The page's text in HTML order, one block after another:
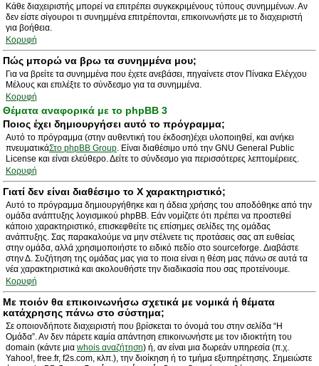
Κάθε διαχειριστής μπορεί να επιτρέπει συγκεκριμένους τύπους συνημμένων. Αν
δεν είστε σίγουροι τι συνημμένα επιτρέπονται, επικοινωνήστε με το διαχειριστή
για βοήθεια.
Κορυφή
Πώς μπορώ να βρω τα συνημμένα μου;
Για να βρείτε τα συνημμένα που έχετε ανεβάσει, πηγαίνετε στον Πίνακα Ελέγχου
Μέλους και επιλέξτε το σύνδεσμο για τα συνημμένα.
Κορυφή
Θέματα αναφορικά με το phpBB 3
Ποιος έχει δημιουργήσει αυτό το πρόγραμμα;
Αυτό το πρόγραμμα (στην αυθεντική του έκδοση)έχει υλοποιηθεί, και ανήκει
πνευματικάΣτο phpBB Group. Είναι διαθέσιμο υπό την GNU General Public
License και είναι ελεύθερο. Δείτε το σύνδεσμο για περισσότερες λεπτομέρειες.
Κορυφή
Γιατί δεν είναι διαθέσιμο το Χ χαρακτηριστικό;
Αυτό το πρόγραμμα δημιουργήθηκε και η άδεια χρήσης του αποδόθηκε από την
ομάδα ανάπτυξης λογισμικού phpBB. Εάν νομίζετε ότι πρέπει να προστεθεί
κάποιο χαρακτηριστικό, επισκεφθείτε τις επίσημες σελίδες της ομάδας
ανάπτυξης. Σας παρακαλούμε να μην στέλνετε τις προτάσεις σας απ ευθείας
στην ομάδα, αλλά χρησιμοποιήστε το ειδικό πεδίο στο sourceforge. Διαβάστε
στην Δ. Συζήτηση της ομάδας μας για το ποια είναι η θέση μας πάνω σε αυτά τα
νέα χαρακτηριστικά και ακολουθήστε την διαδικασία που σας προτείνουμε.
Κορυφή
Με ποιόν θα επικοινωνήσω σχετικά με νομικά ή θέματα
κατάχρησης πάνω στο σύστημα;
Σε οποιονδήποτε διαχειριστή που βρίσκεται το όνομά του στην σελίδα “Η
Ομάδα”. Αν δεν πάρετε καμία απάντηση επικοινωνήστε με τον ιδιοκτήτη του
domain (κάντε μια whois αναζήτηση) ή, αν είναι μια δωρεάν υπηρεσία (π.χ.
Yahoo!, free.fr, f2s.com, κλπ.), την διοίκηση ή το τμήμα εξυπηρέτησης. Σημειώστε